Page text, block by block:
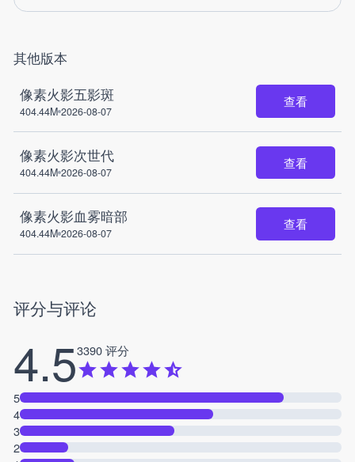
其他版本
像素火影五影斑
404.44M 2026-08-07
查看
像素火影次世代
404.44M 2026-08-07
查看
像素火影血雾暗部
404.44M 2026-08-07
查看
评分与评论
4.53390 评分
5
4
3
2